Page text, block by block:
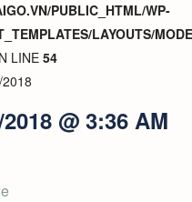
PUBLIC_HTML/WP-
LAYOUTS/
LINE 54
@ 3:36 AM